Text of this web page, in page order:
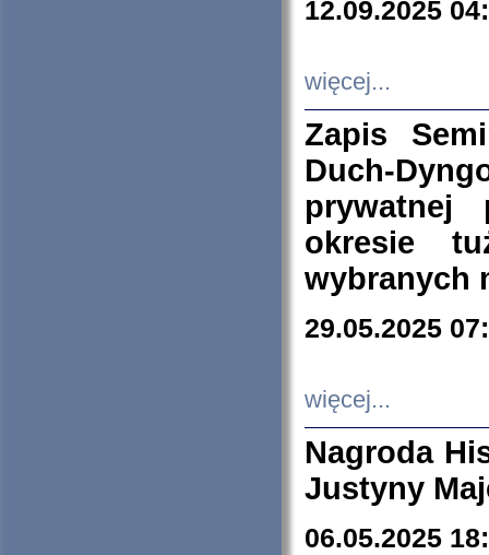
12.09.2025
więcej...
Zapis
Duch-
prywatnej
okresie
wybranych
29.05.2025
więcej...
Nagroda
Justyny
06.05.2025